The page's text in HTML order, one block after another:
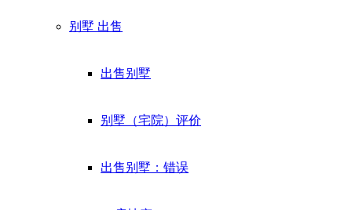
别墅 出售
出售别墅
别墅（宅院）评价
出售别墅：错误